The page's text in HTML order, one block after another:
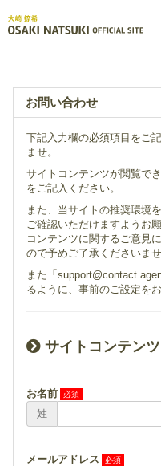
お問い合わせ
下記入力欄の必須項目をご
ませ。
サイトコンテンツが閲覧で
をご記入ください。
また、当サイトの推奨環境
ご確認いただけますようお
コンテンツに関するご意見
ので予めご了承くださいませ
また「
るように、事前のご設定を
サイトコンテン
お名前
姓
メールアドレス